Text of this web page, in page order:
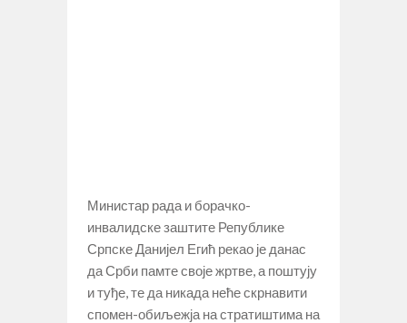
Министар рада и борачко-
инвалидске заштите Републике
Српске Данијел Егић рекао је данас
да Срби памте своје жртве, а поштују
и туђе, те да никада неће скрнавити
спомен-обиљежја на стратиштима на